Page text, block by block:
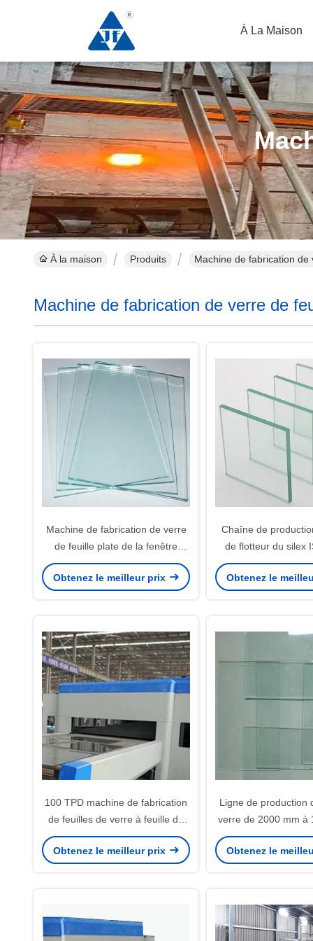
À La Maison
À la maison Produits Machine de fabrication
Machine de fabrication de verre de
Machine de fabrication de verre
de feuille plate de la fenêtre
ISO45001 50 TPD
Obtenez le meilleur prix
Chaîne de
de flotteur du silex
10mm
Obtenez le
100 TPD machine de fabrication
de feuilles de verre à feuille de
verre 380V pour la construction
Obtenez le meilleur prix
Ligne de production
verre de 2000 mm à
pour la
Obtenez le